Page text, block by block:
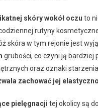
skóry wokół oczu to
rutyny
skóra w tym rejonie jest
grubości, co czyni ją bardziej
oraz oznaki starzenia.
zachować jej
pielęgnacji tej okolicy są